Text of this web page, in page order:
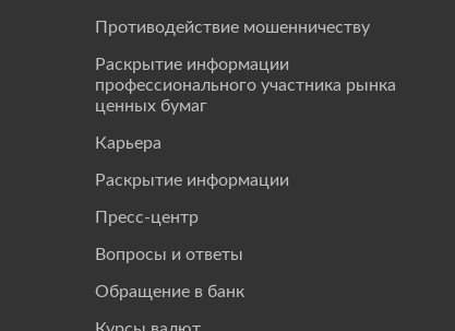
Противодействие мошенничеству
Раскрытие информации
профессионального участника рынка
ценных бумаг
Карьера
Раскрытие информации
Пресс-центр
Вопросы и ответы
Обращение в банк